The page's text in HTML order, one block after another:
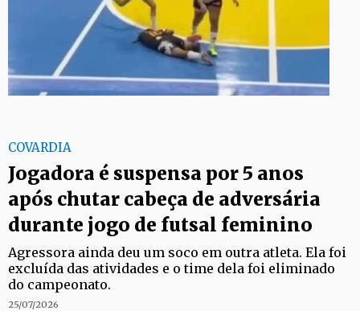
COVARDIA
Jogadora é suspensa por 5 anos
após chutar cabeça de adversária
durante jogo de futsal feminino
Agressora ainda deu um soco em outra atleta. Ela foi
excluída das atividades e o time dela foi eliminado
do campeonato.
25/07/2026